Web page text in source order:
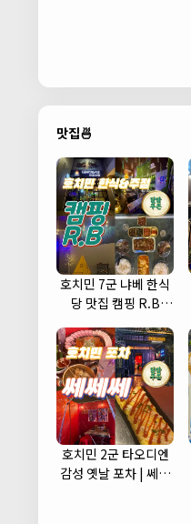
맛집🍜
호치민 7군 냐베 한식
당 맛집 캠핑 R.B
호치민 2군 타오디엔
감성 옛날 포차 | 쎄쎄